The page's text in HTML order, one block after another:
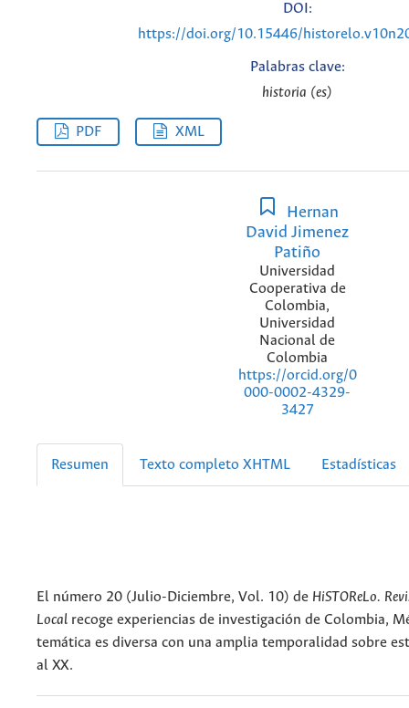
DOI:
https://doi.org/10.15446/
Palabras clave:
historia (es)
PDF XML
Hernan
David Jimenez
Patiño
Universidad
Cooperativa de
Colombia,
Universidad
Nacional de
Colombia
https://orcid.org/0
000-0002-4329-
3427
Resumen Texto completo XHTML Estadísticas
El número 20 (Julio-Diciembre, Vol. 10) de HiSTOReLo.
Local recoge experiencias de investigación de Colombia,
temática es diversa con una amplia temporalidad sobre
al XX.